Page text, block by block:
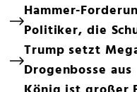
Hammer-
Politiker, die
Trump setzt
Drogenbosse aus